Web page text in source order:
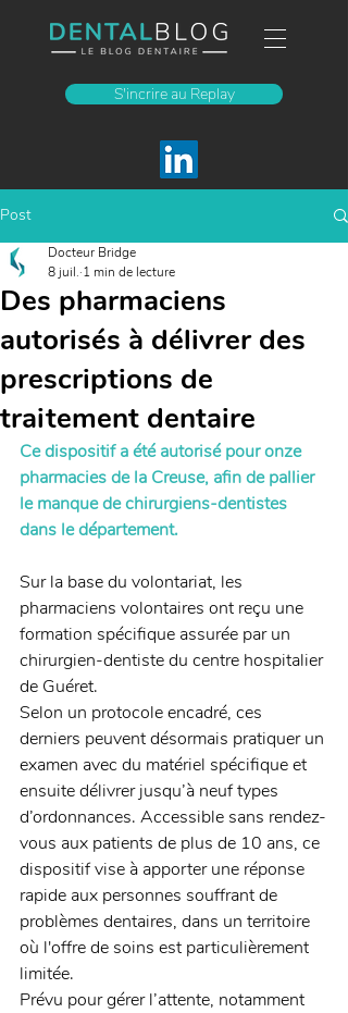
S'incrire au Replay
Post
Des pharmaciens
autorisés à délivrer des
prescriptions de
traitement dentaire
Docteur Bridge
8 juil. 1 min de lecture
Ce dispositif a été autorisé pour onze
pharmacies de la Creuse, afin de pallier
le manque de chirurgiens-dentistes
dans le département.
Sur la base du volontariat, les
pharmaciens volontaires ont reçu une
formation spécifique assurée par un
chirurgien-dentiste du centre hospitalier
de Guéret.
Selon un protocole encadré, ces
derniers peuvent désormais pratiquer un
examen avec du matériel spécifique et
ensuite délivrer jusqu’à neuf types
d’ordonnances. Accessible sans rendez-
vous aux patients de plus de 10 ans, ce
dispositif vise à apporter une réponse
rapide aux personnes souffrant de
problèmes dentaires, dans un territoire
où l'offre de soins est particulièrement
limitée.
Prévu pour gérer l’attente, notamment